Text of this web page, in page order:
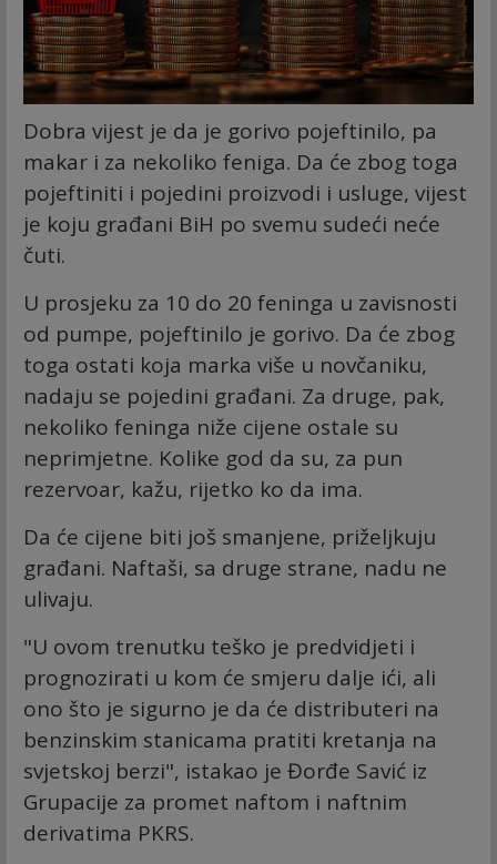
Dobra vijest je da je gorivo pojeftinilo, pa
makar i za nekoliko feniga. Da će zbog toga
pojeftiniti i pojedini proizvodi i usluge, vijest
je koju građani BiH po svemu sudeći neće
čuti.
U prosjeku za 10 do 20 feninga u zavisnosti
od pumpe, pojeftinilo je gorivo. Da će zbog
toga ostati koja marka više u novčaniku,
nadaju se pojedini građani. Za druge, pak,
nekoliko feninga niže cijene ostale su
neprimjetne. Kolike god da su, za pun
rezervoar, kažu, rijetko ko da ima.
Da će cijene biti još smanjene, priželjkuju
građani. Naftaši, sa druge strane, nadu ne
ulivaju.
"U ovom trenutku teško je predvidjeti i
prognozirati u kom će smjeru dalje ići, ali
ono što je sigurno je da će distributeri na
benzinskim stanicama pratiti kretanja na
svjetskoj berzi", istakao je Đorđe Savić iz
Grupacije za promet naftom i naftnim
derivatima PKRS.